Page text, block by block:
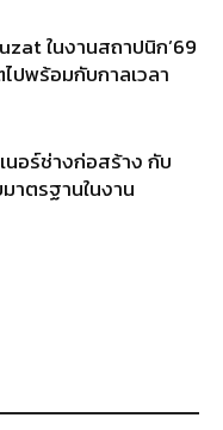
ในงานสถาปนิก’69
ปพร้อมกับกาลเวลา
นอร์ช่างก่อสร้าง กับ
าตรฐานในงาน